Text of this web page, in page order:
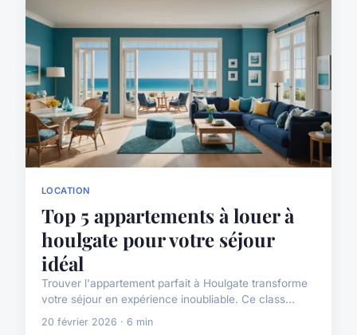
LOCATION
Top 5 appartements à louer à
houlgate pour votre séjour
idéal
Trouver l'appartement parfait à Houlgate transforme
votre séjour en expérience inoubliable. Ce class...
20 février 2026 · 6 min